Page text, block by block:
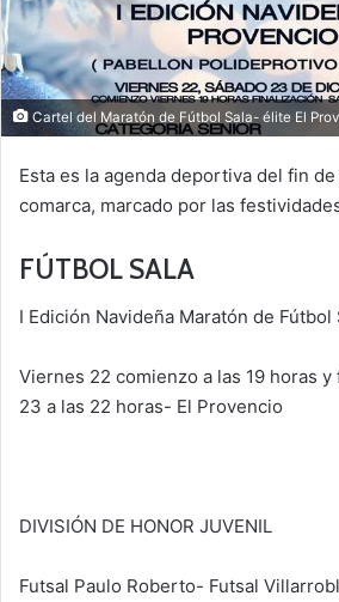
Cartel del Maratón de Fútbol Sala- élite El
Esta es la agenda deportiva del fin
comarca, marcado por las
FÚTBOL SALA
I Edición Navideña Maratón de Fútbol
Viernes 22 comienzo a las 19 horas
23 a las 22 horas- El Provencio
DIVISIÓN DE HONOR JUVENIL
Futsal Paulo Roberto- Futsal